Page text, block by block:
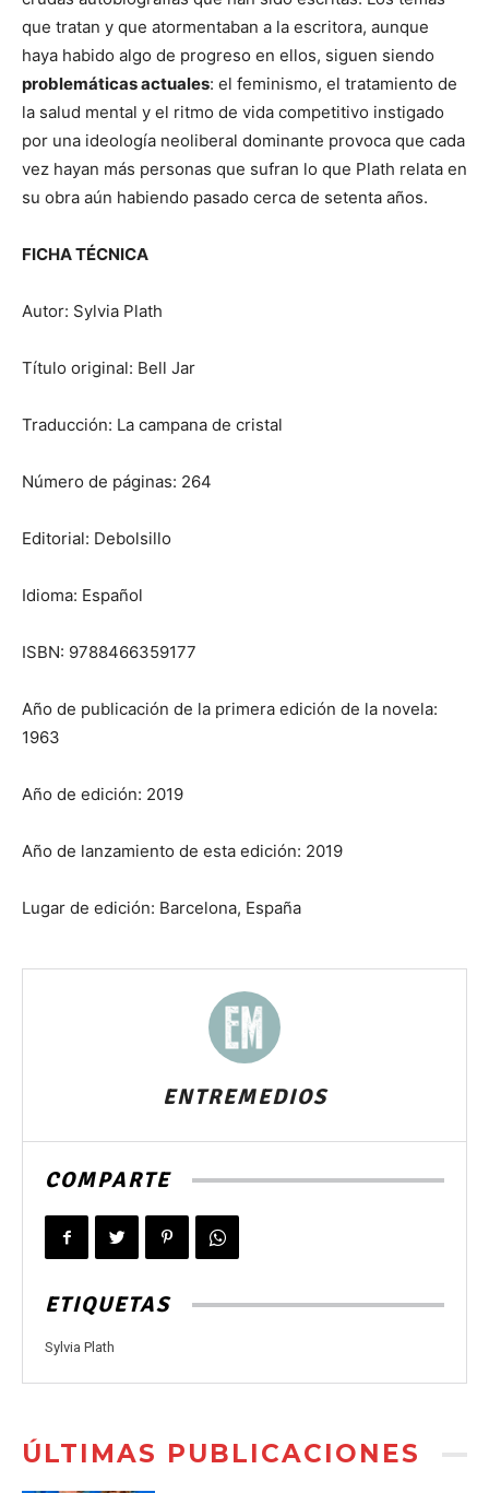
que tratan y que atormentaban a la escritora, aunque
haya habido algo de progreso en ellos, siguen siendo
problemáticas actuales: el feminismo, el tratamiento de
la salud mental y el ritmo de vida competitivo instigado
por una ideología neoliberal dominante provoca que cada
vez hayan más personas que sufran lo que Plath relata en
su obra aún habiendo pasado cerca de setenta años.
FICHA TÉCNICA
Autor: Sylvia Plath
Título original: Bell Jar
Traducción: La campana de cristal
Número de páginas: 264
Editorial: Debolsillo
Idioma: Español
ISBN: 9788466359177
Año de publicación de la primera edición de la novela:
1963
Año de edición: 2019
Año de lanzamiento de esta edición: 2019
Lugar de edición: Barcelona, España
ENTREMEDIOS
COMPARTE
ETIQUETAS
Sylvia Plath
ÚLTIMAS PUBLICACIONES